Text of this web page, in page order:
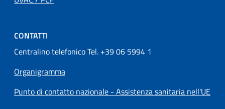
CONTATTI
Centralino telefonico Tel. +39 06 5994 1
Organigramma
Punto di contatto nazionale - Assistenza sanitaria nell'UE